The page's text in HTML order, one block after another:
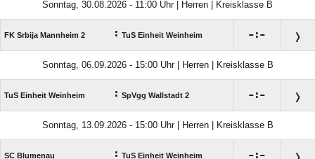
Sonntag, 30.08.2026 - 11:00 Uhr | Herren | Kreisklasse B
FK Srbija Mannheim 2 : TuS Einheit Weinheim :
Sonntag, 06.09.2026 - 15:00 Uhr | Herren | Kreisklasse B
TuS Einheit Weinheim : SpVgg Wallstadt 2 :
Sonntag, 13.09.2026 - 15:00 Uhr | Herren | Kreisklasse B
SC Blumenau : TuS Einheit Weinheim :